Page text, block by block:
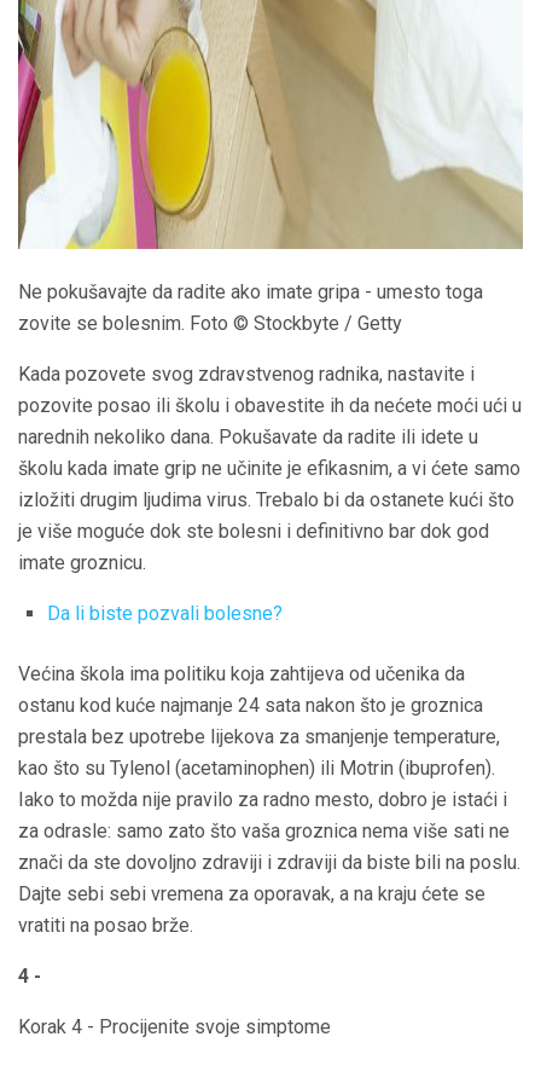
Ne pokušavajte da radite ako imate gripa - umesto toga
zovite se bolesnim. Foto © Stockbyte / Getty
Kada pozovete svog zdravstvenog radnika, nastavite i
pozovite posao ili školu i obavestite ih da nećete moći ući u
narednih nekoliko dana. Pokušavate da radite ili idete u
školu kada imate grip ne učinite je efikasnim, a vi ćete samo
izložiti drugim ljudima virus. Trebalo bi da ostanete kući što
je više moguće dok ste bolesni i definitivno bar dok god
imate groznicu.
Da li biste pozvali bolesne?
Većina škola ima politiku koja zahtijeva od učenika da
ostanu kod kuće najmanje 24 sata nakon što je groznica
prestala bez upotrebe lijekova za smanjenje temperature,
kao što su Tylenol (acetaminophen) ili Motrin (ibuprofen).
Iako to možda nije pravilo za radno mesto, dobro je istaći i
za odrasle: samo zato što vaša groznica nema više sati ne
znači da ste dovoljno zdraviji i zdraviji da biste bili na poslu.
Dajte sebi sebi vremena za oporavak, a na kraju ćete se
vratiti na posao brže.
4 -
Korak 4 - Procijenite svoje simptome